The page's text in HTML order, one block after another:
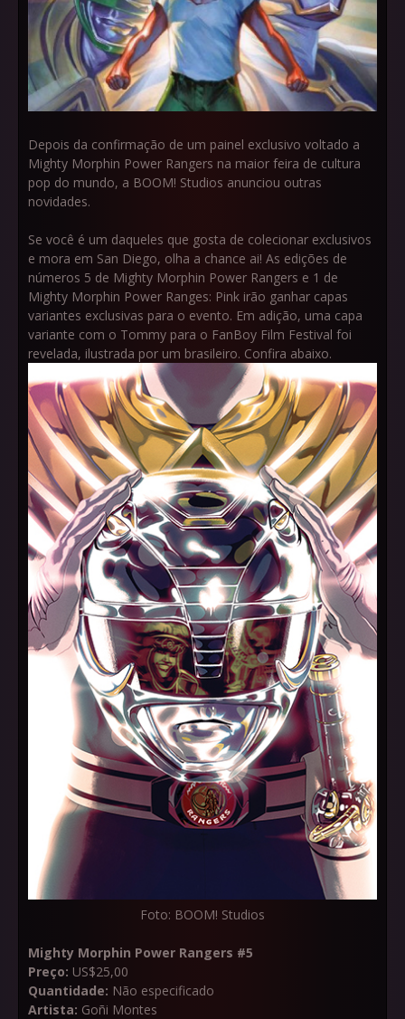
Depois da confirmação de um painel exclusivo voltado a
Mighty Morphin Power Rangers na maior feira de cultura
pop do mundo, a BOOM! Studios anunciou outras
novidades.
Se você é um daqueles que gosta de colecionar exclusivos
e mora em San Diego, olha a chance ai! As edições de
números 5 de Mighty Morphin Power Rangers e 1 de
Mighty Morphin Power Ranges: Pink irão ganhar capas
variantes exclusivas para o evento. Em adição, uma capa
variante com o Tommy para o FanBoy Film Festival foi
revelada, ilustrada por um brasileiro. Confira abaixo.
Foto: BOOM! Studios
Mighty Morphin Power Rangers #5
Preço: US$25,00
Quantidade: Não especificado
Artista: Goñi Montes